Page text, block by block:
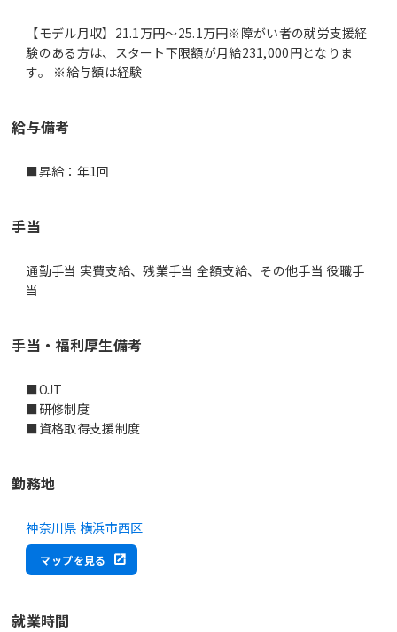
【モデル月収】21.1万円〜25.1万円※障がい者の就労支援経
験のある方は、スタート下限額が月給231,000円となりま
す。 ※給与額は経験
給与備考
■昇給：年1回
手当
通勤手当 実費支給、残業手当 全額支給、その他手当 役職手
当
手当・福利厚生備考
■OJT
■研修制度
■資格取得支援制度
勤務地
神奈川県 横浜市西区
マップを見る
就業時間